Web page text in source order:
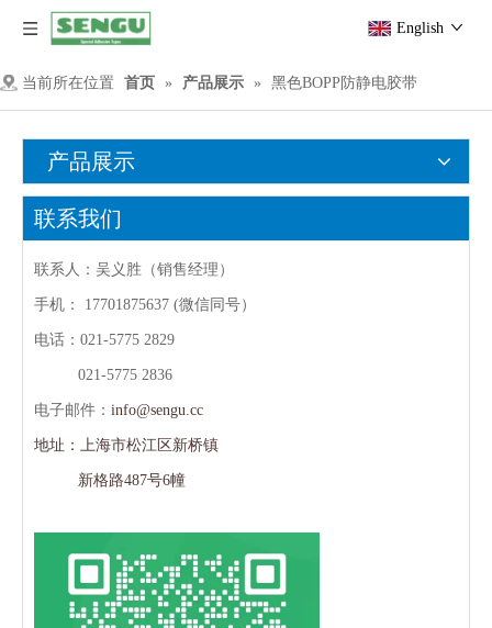
English
当前所在位置 首页 » 产品展示 » 黑色BOPP防静电胶带
产品展示
联系我们
联系人：吴义胜（销售经理）
手机： 17701875637 (微信同号）
电话：021-5775 2829
021-5775 2836
电子邮件： info@sengu.cc
地址：上海市松江区新桥镇
新格路487号6幢